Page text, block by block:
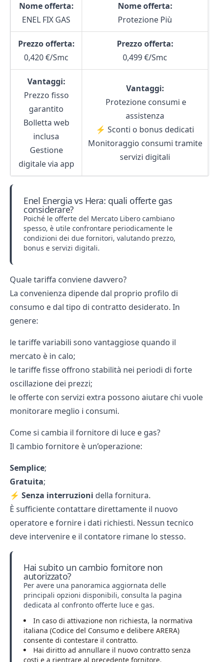
Nome offerta:
ENEL FIX GAS
Nome offerta:
Protezione Più
Prezzo offerta:
0,420 €/Smc
Prezzo offerta:
0,499 €/Smc
Vantaggi:
Prezzo fisso
garantito
Bolletta web
inclusa
Gestione
digitale via app
Vantaggi:
️ Protezione consumi e
assistenza
⚡ Sconti o bonus dedicati
Monitoraggio consumi tramite
servizi digitali
Enel Energia vs Hera: quali offerte gas
considerare?
Poiché le offerte del Mercato Libero cambiano
spesso, è utile confrontare periodicamente le
condizioni dei due fornitori, valutando prezzo,
bonus e servizi digitali.
Quale tariffa conviene davvero?
La convenienza dipende dal proprio profilo di
consumo e dal tipo di contratto desiderato. In
genere:
le tariffe variabili sono vantaggiose quando il
mercato è in calo;
le tariffe fisse offrono stabilità nei periodi di forte
oscillazione dei prezzi;
le offerte con servizi extra possono aiutare chi vuole
monitorare meglio i consumi.
Come si cambia il fornitore di luce e gas?
Il cambio fornitore è un’operazione:
Semplice;
Gratuita;
⚡ Senza interruzioni della fornitura.
È sufficiente contattare direttamente il nuovo
operatore e fornire i dati richiesti. Nessun tecnico
deve intervenire e il contatore rimane lo stesso.
Hai subito un cambio fornitore non
autorizzato?
Per avere una panoramica aggiornata delle
principali opzioni disponibili, consulta la pagina
dedicata al confronto offerte luce e gas.
In caso di attivazione non richiesta, la normativa
italiana (Codice del Consumo e delibere ARERA)
consente di contestare il contratto.
Hai diritto ad annullare il nuovo contratto senza
costi e a rientrare al precedente fornitore.